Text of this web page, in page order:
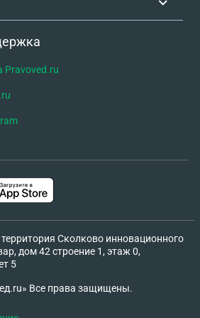
Pravoved.ru
Сколково инновационного
дом 42 строение 1, этаж 0,
5
Все права защищены.